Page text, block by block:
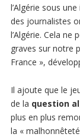
l’Algérie sous
des journalistes
l’Algérie. Cela ne
graves sur notre
France »,
Il ajoute que le
de la question
plus en plus
la «